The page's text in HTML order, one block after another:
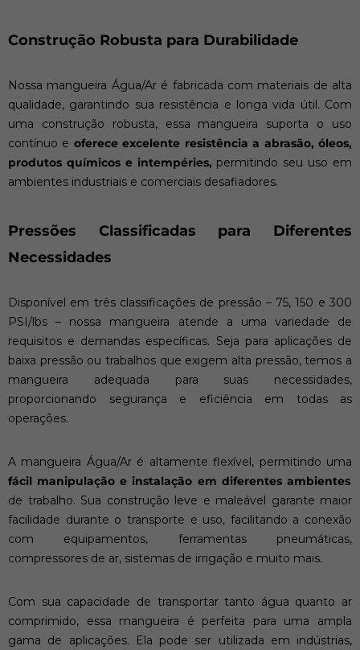
Construção Robusta para Durabilidade
Nossa mangueira Água/Ar é fabricada com materiais de alta
qualidade, garantindo sua resistência e longa vida útil. Com
uma construção robusta, essa mangueira suporta o uso
contínuo e oferece excelente resistência a abrasão, óleos,
produtos químicos e intempéries, permitindo seu uso em
ambientes industriais e comerciais desafiadores.
Pressões Classificadas para Diferentes
Necessidades
Disponível em três classificações de pressão – 75, 150 e 300
PSI/lbs – nossa mangueira atende a uma variedade de
requisitos e demandas específicas. Seja para aplicações de
baixa pressão ou trabalhos que exigem alta pressão, temos a
mangueira adequada para suas necessidades,
proporcionando segurança e eficiência em todas as
operações.
A mangueira Água/Ar é altamente flexível, permitindo uma
fácil manipulação e instalação em diferentes ambientes
de trabalho. Sua construção leve e maleável garante maior
facilidade durante o transporte e uso, facilitando a conexão
com equipamentos, ferramentas pneumáticas,
compressores de ar, sistemas de irrigação e muito mais.
Com sua capacidade de transportar tanto água quanto ar
comprimido, essa mangueira é perfeita para uma ampla
gama de aplicações. Ela pode ser utilizada em indústrias,